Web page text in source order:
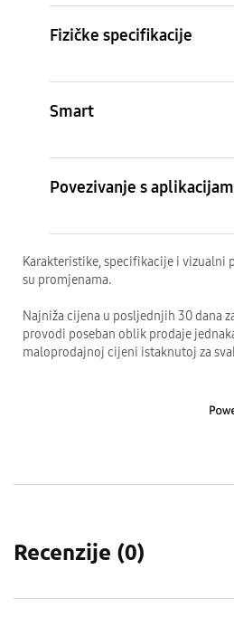
Fizičke specifikacije
Smart
Povezivanje s
Karakteristike, specifikacije i vizualni
su promjenama.
Najniža cijena u posljednjih 30 dana
provodi poseban oblik prodaje
maloprodajnoj cijeni istaknutoj za
Recenzije (0)